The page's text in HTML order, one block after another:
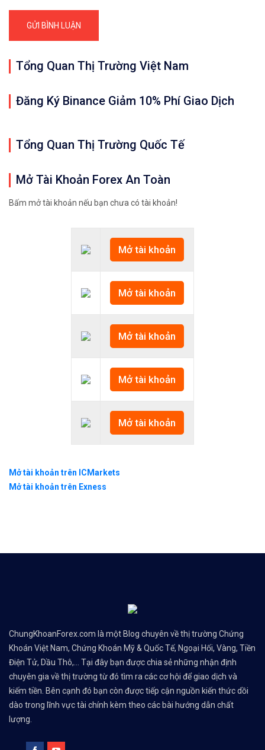
Tổng Quan Thị Trường Việt Nam
Đăng Ký Binance Giảm 10% Phí Giao Dịch
Tổng Quan Thị Trường Quốc Tế
Mở Tài Khoản Forex An Toàn
Bấm mở tài khoản nếu bạn chưa có tài khoản!
Mở tài khoản
Mở tài khoản
Mở tài khoản
Mở tài khoản
Mở tài khoản
Mở tài khoản trên ICMarkets
Mở tài khoản trên Exness
ChungKhoanForex.com là một Blog chuyên về thị trường Chứng
Khoán Việt Nam, Chứng Khoán Mỹ & Quốc Tế, Ngoại Hối, Vàng, Tiền
Điện Tử, Dầu Thô,... Tại đây bạn được chia sẻ những nhận định
chuyên gia về thị trường từ đó tìm ra các cơ hội để giao dịch và
kiếm tiền. Bên cạnh đó bạn còn được tiếp cận nguồn kiến thức dồi
dào trong lĩnh vực tài chính kèm theo các bài hướng dẫn chất
lượng.